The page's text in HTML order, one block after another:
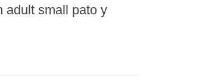
adult small pato y